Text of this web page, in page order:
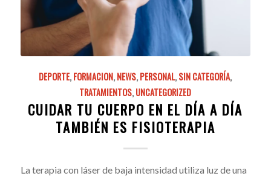
DEPORTE,FORMACION,NEWS,PERSONAL,SIN CATEGORÍA,
TRATAMIENTOS,UNCATEGORIZED
CUIDAR TU CUERPO EN EL DÍA A DÍA
TAMBIÉN ES FISIOTERAPIA
La terapia con láser de baja intensidad utiliza luz de una